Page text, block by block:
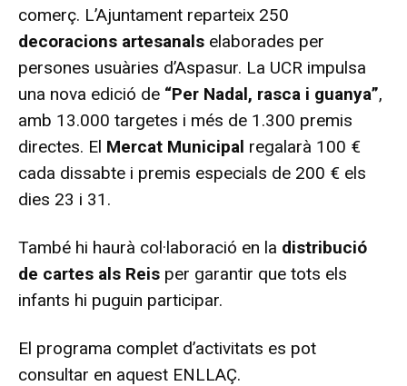
comerç. L’Ajuntament reparteix 250
decoracions artesanals elaborades per
persones usuàries d’Aspasur. La UCR impulsa
una nova edició de “Per Nadal, rasca i guanya”,
amb 13.000 targetes i més de 1.300 premis
directes. El Mercat Municipal regalarà 100 €
cada dissabte i premis especials de 200 € els
dies 23 i 31.
També hi haurà col·laboració en la distribució
de cartes als Reis per garantir que tots els
infants hi puguin participar.
El programa complet d’activitats es pot
consultar en aquest ENLLAÇ.